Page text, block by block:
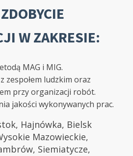
W ZAKRESIE:
MAG i MIG.
zespołem ludzkim oraz
przy organizacji robót.
jakości wykonywanych prac.
Hajnówka, Bielsk
Mazowieckie,
Siemiatycze,